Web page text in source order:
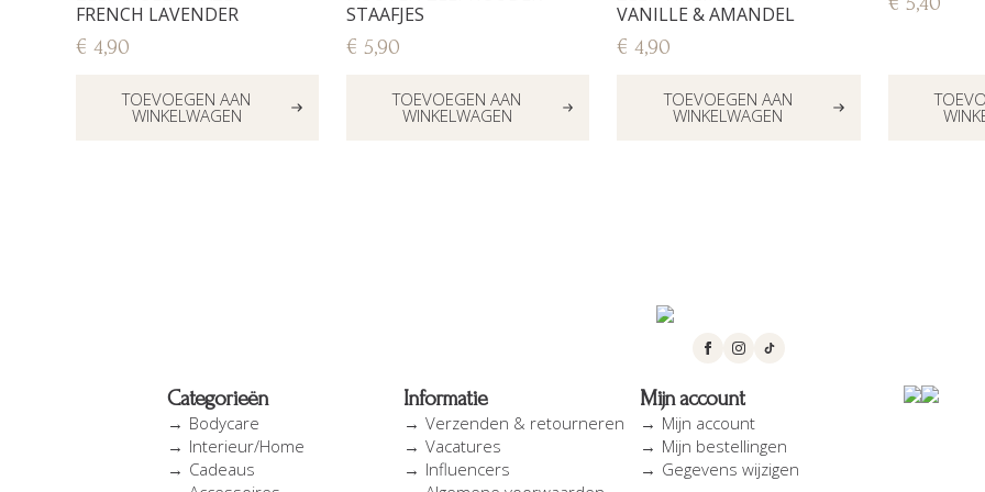
FRENCH LAVENDER
€ 4,90
TOEVOEGEN AAN
WINKELWAGEN
STAAFJES
€ 5,90
TOEVOEGEN AAN
WINKELWAGEN
VANILLE & AMANDEL
€ 4,90
TOEVOEGEN AAN
WINKELWAGEN
Categorieën
Bodycare
Interieur/Home
Cadeaus
Informatie
Verzenden & retourneren
Vacatures
Influencers
Mijn account
Mijn account
Mijn bestellingen
Gegevens wijzigen